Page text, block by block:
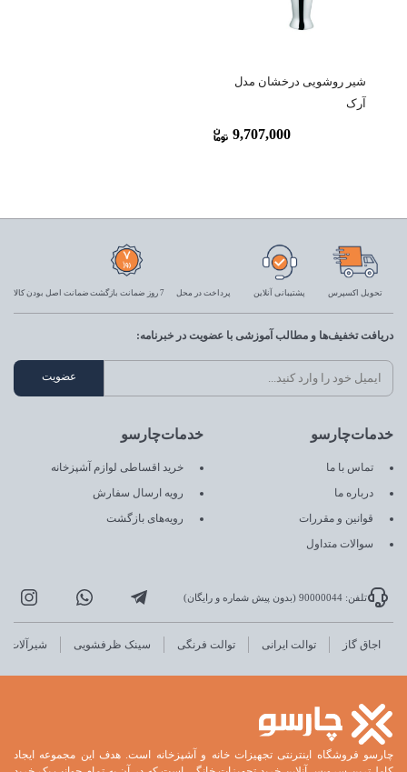
شیر روشویی درخشان مدل
آرک
9,707,000
تحویل اکسپرس پشتیبانی آنلاین پرداخت در محل 7 روز ضمانت بازگشت ضمانت اصل بودن کالا
خدمات‌چارسو
تماس با ما
درباره ما
قوانین و مقررات
سوالات متداول
خدمات‌چارسو
خرید اقساطی لوازم آشپزخانه
رویه ارسال سفارش
رویه‌های بازگشت
دریافت تخفیف‌ها و مطالب آموزشی با عضویت در خبرنامه:
تلفن: 90000044 (بدون پیش شماره و رایگان)
اجاق گاز توالت ایرانی توالت فرنگی سینک ظرفشویی شیرآلات
چارسو فروشگاه اینترنتی تجهیزات خانه و آشپزخانه است. هدف این مجموعه ایجاد